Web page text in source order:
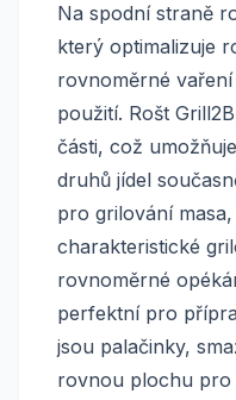
Na spodní straně
který optimalizuje
rovnoměrné
použití. Rošt
části, což
druhů jídel
pro grilování
charakteristické
rovnoměrné
perfektní pro
jsou palačinky,
rovnou plochu pro